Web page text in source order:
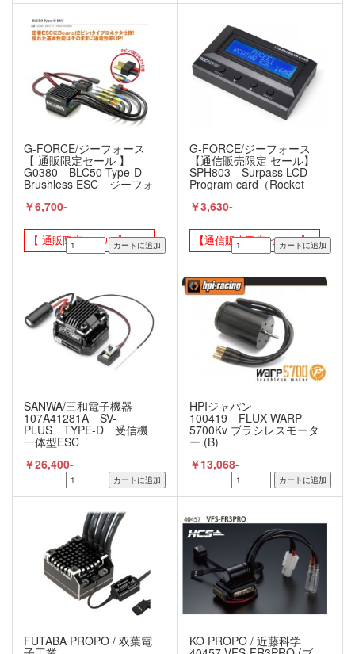
G-FORCE/ジーフォース
【 通販限定セール 】
G0380 BLC50 Type-D
Brushless ESC ジーフォ
￥6,700-
【 通販限定セール 】
G-FORCE/ジーフォース
【通信販売限定 セール】
SPH803 Surpass LCD
Program card（Rocket
160A V2 PRO用）G-
FORCE / ジーフォース
￥3,630-
【通信販売限定 セール】
SANWA/三和電子機器
107A41281A SV-
PLUS TYPE-D 受信機
一体型ESC
￥26,400-
HPIジャパン
100419 FLUX WARP
5700Kv ブラシレスモータ
ー (B)
￥13,068-
FUTABA PROPO / 双葉電 KO PROPO / 近藤科学